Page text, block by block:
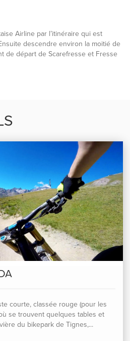
Airline par l’itinéraire qui est
descendre environ la moitié de
de départ de Scarefresse et Fresse
courte, classée rouge (pour les
se trouvent quelques tables et
du bikepark de Tignes,...